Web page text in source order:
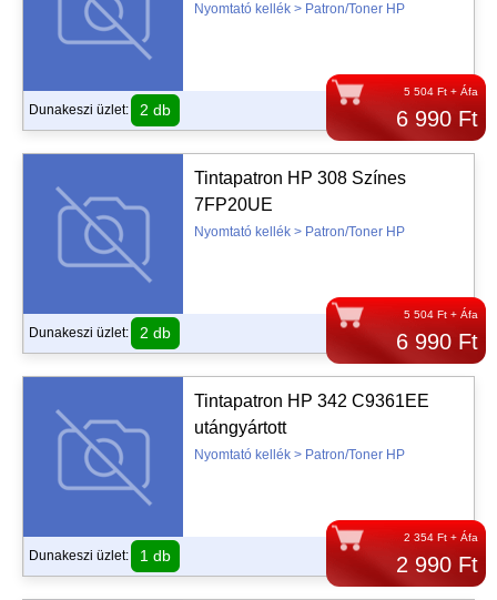
5 504 Ft + Áfa
6 990 Ft
Nyomtató kellék > Patron/Toner HP
Dunakeszi üzlet: 2 db
5 504 Ft + Áfa
6 990 Ft
Tintapatron HP 308 Színes
7FP20UE
Nyomtató kellék > Patron/Toner HP
Dunakeszi üzlet: 2 db
2 354 Ft + Áfa
2 990 Ft
Tintapatron HP 342 C9361EE
utángyártott
Nyomtató kellék > Patron/Toner HP
Dunakeszi üzlet: 1 db